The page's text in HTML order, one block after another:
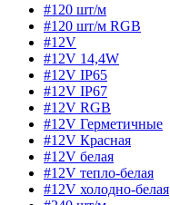
#120 шт/м
#120 шт/м RGB
#12V
#12V 14,4W
#12V IP65
#12V IP67
#12V RGB
#12V Герметичные
#12V Красная
#12V белая
#12V тепло-белая
#12V холодно-белая